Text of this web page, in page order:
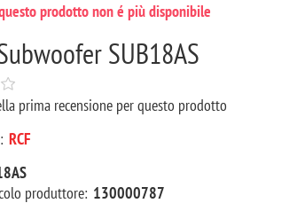
prodotto non é più disponibile
SUB18AS
prima recensione per questo prodotto
RCF
produttore: 130000787